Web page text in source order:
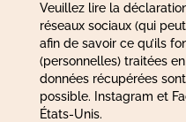
Veuillez lire la
réseaux sociaux (qui
afin de savoir ce qu’ils
(personnelles) traitées
données récupérées
possible. Instagram et
États-Unis.